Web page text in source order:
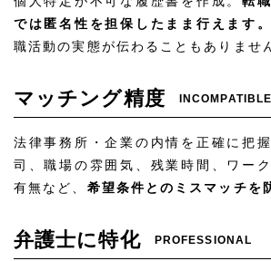
では匿名性を担保したまま行えます。
職活動の実態が伝わることもありませ
INCOMPATIBLE
マッチング精度
法律事務所・企業の内情を正確に把
司、職場の雰囲気、残業時間、ワー
有無など、 希望条件とのミスマッチを
PROFESSIONAL
弁護士に特化